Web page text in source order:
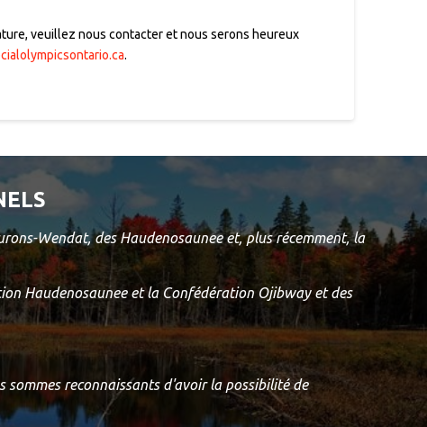
veuillez nous contacter et nous serons heureux
.
Wendat, des Haudenosaunee et, plus récemment, la
Haudenosaunee et la Confédération Ojibway et des
reconnaissants d'avoir la possibilité de